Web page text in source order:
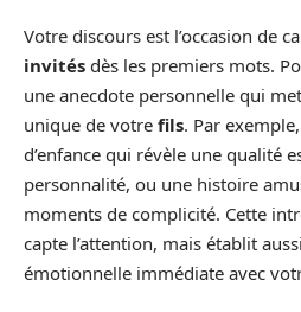
Votre discours est l’occasion de
invités dès les premiers mots.
une anecdote personnelle qui
unique de votre fils. Par
d’enfance qui révèle une qualité
personnalité, ou une histoire
moments de complicité. Cette
capte l’attention, mais établit
émotionnelle immédiate avec